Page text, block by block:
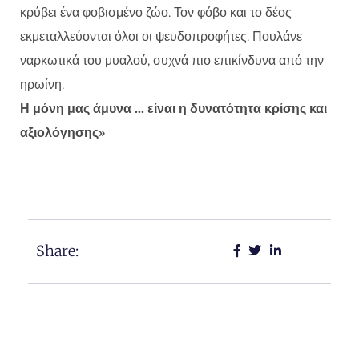
κρύβει ένα φοβισμένο ζώο. Τον φόβο και το δέος
εκμεταλλεύονται όλοι οι ψευδοπροφήτες. Πουλάνε
ναρκωτικά του μυαλού, συχνά πιο επικίνδυνα από την
ηρωίνη.
Η μόνη μας άμυνα … είναι η δυνατότητα κρίσης και
αξιολόγησης»
Share: